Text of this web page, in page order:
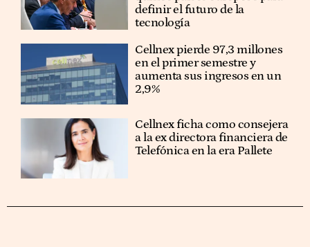
definir el futuro de la
tecnología
Cellnex pierde 97,3 millones
en el primer semestre y
aumenta sus ingresos en un
2,9%
Cellnex ficha como consejera
a la ex directora financiera de
Telefónica en la era Pallete